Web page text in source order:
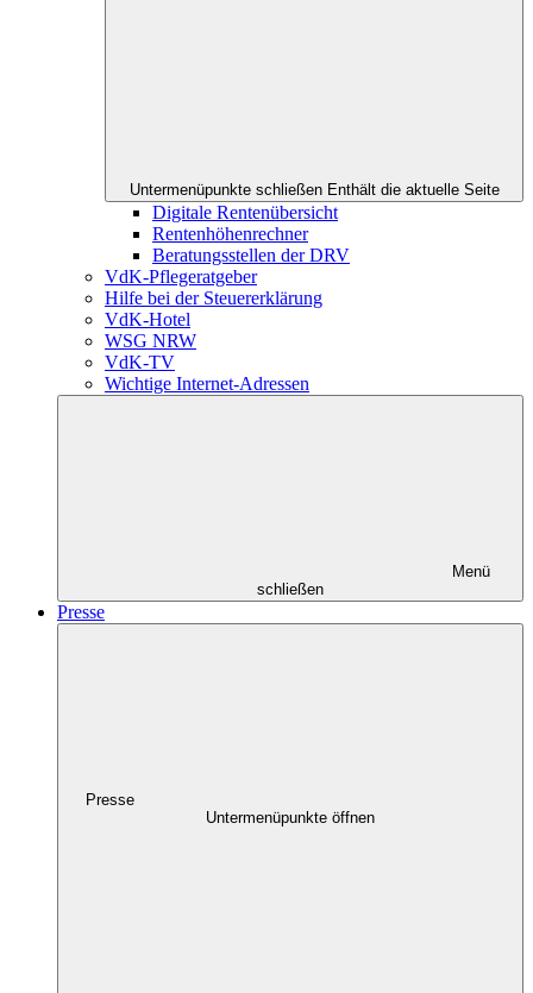
Untermenüpunkte schließen Enthält die aktuelle Seite
Digitale Rentenübersicht
Rentenhöhenrechner
Beratungsstellen der DRV
VdK-Pflegeratgeber
Hilfe bei der Steuererklärung
VdK-Hotel
WSG NRW
VdK-TV
Wichtige Internet-Adressen
Menü
schließen
Presse
Presse
Untermenüpunkte öffnen